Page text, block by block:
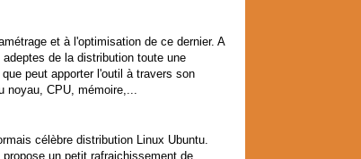
et à l'optimisation de ce dernier. A
de la distribution toute une
peut apporter l'outil à travers son
noyau, CPU, mémoire,...
célèbre distribution Linux Ubuntu.
un petit rafraichissement de